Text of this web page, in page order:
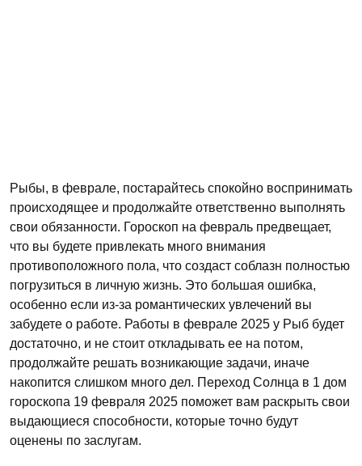
Рыбы, в феврале, постарайтесь спокойно воспринимать
происходящее и продолжайте ответственно выполнять
свои обязанности. Гороскоп на февраль предвещает,
что вы будете привлекать много внимания
противоположного пола, что создаст соблазн полностью
погрузиться в личную жизнь. Это большая ошибка,
особенно если из-за романтических увлечений вы
забудете о работе. Работы в феврале 2025 у Рыб будет
достаточно, и не стоит откладывать ее на потом,
продолжайте решать возникающие задачи, иначе
накопится слишком много дел. Переход Солнца в 1 дом
гороскопа 19 февраля 2025 поможет вам раскрыть свои
выдающиеся способности, которые точно будут
оценены по заслугам.